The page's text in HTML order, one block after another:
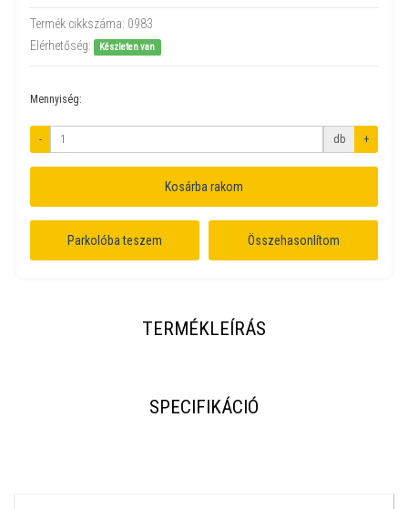
Termék cikkszáma: 0983
Elérhetőség:
Készleten van
Mennyiség:
- db +
Kosárba rakom
Parkolóba teszem Összehasonlítom
TERMÉKLEÍRÁS
SPECIFIKÁCIÓ